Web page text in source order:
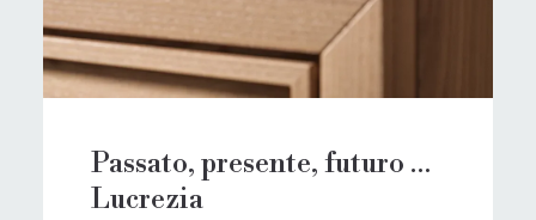
Passato, presente, futuro …
Lucrezia